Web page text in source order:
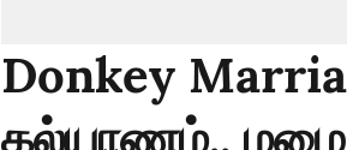
Donkey
கல்யாணம்..